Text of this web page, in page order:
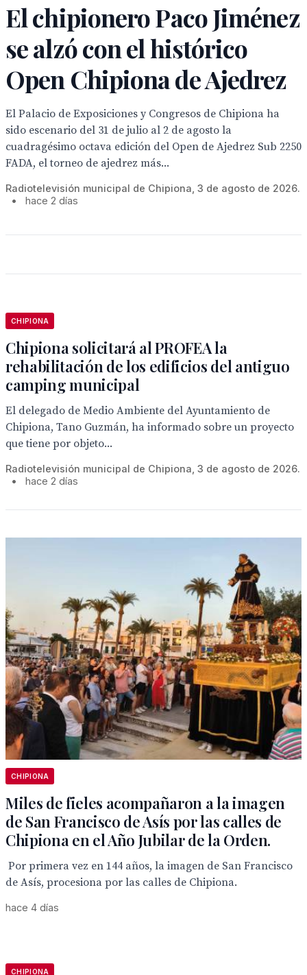
El chipionero Paco Jiménez
se alzó con el histórico
Open Chipiona de Ajedrez
El Palacio de Exposiciones y Congresos de Chipiona ha
sido escenario del 31 de julio al 2 de agosto la
cuadragésimo octava edición del Open de Ajedrez Sub 2250
FADA, el torneo de ajedrez más...
Radiotelevisión municipal de Chipiona, 3 de agosto de 2026.
•
hace 2 días
CHIPIONA
Chipiona solicitará al PROFEA la
rehabilitación de los edificios del antiguo
camping municipal
El delegado de Medio Ambiente del Ayuntamiento de
Chipiona, Tano Guzmán, ha informado sobre un proyecto
que tiene por objeto...
Radiotelevisión municipal de Chipiona, 3 de agosto de 2026.
•
hace 2 días
CHIPIONA
Miles de fieles acompañaron a la imagen
de San Francisco de Asís por las calles de
Chipiona en el Año Jubilar de la Orden.
Por primera vez en 144 años, la imagen de San Francisco
de Asís, procesiona por las calles de Chipiona.
hace 4 días
CHIPIONA